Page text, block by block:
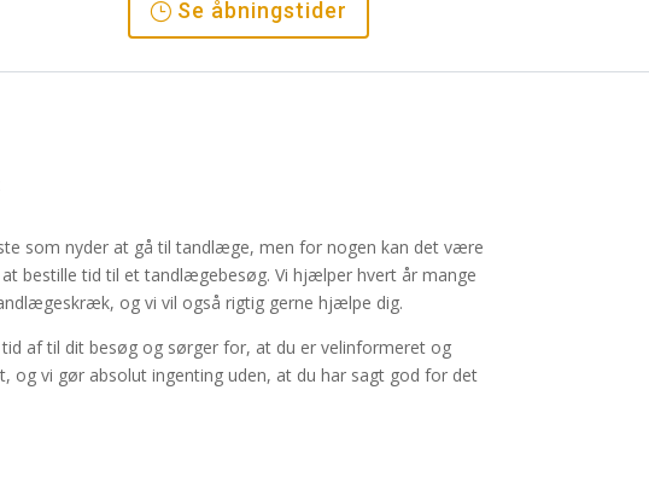
Se åbningstider
som nyder at gå til tandlæge, men for nogen kan det være
bestille tid til et tandlægebesøg. Vi hjælper hvert år mange
og vi vil også rigtig gerne hjælpe dig.
af til dit besøg og sørger for, at du er velinformeret og
og vi gør absolut ingenting uden, at du har sagt god for det